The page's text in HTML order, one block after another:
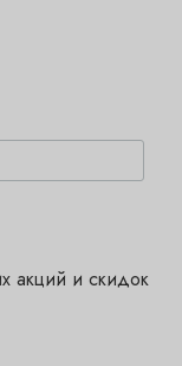
акций и скидок